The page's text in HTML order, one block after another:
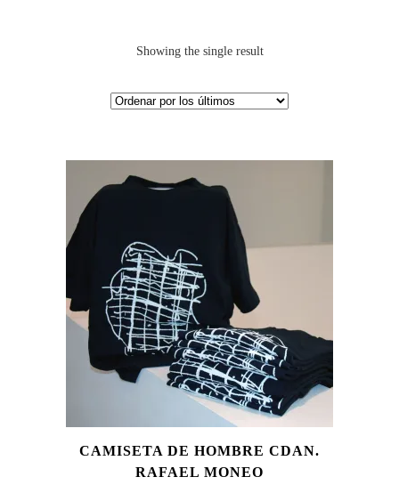
Showing the single result
CAMISETA DE HOMBRE CDAN.
RAFAEL MONEO